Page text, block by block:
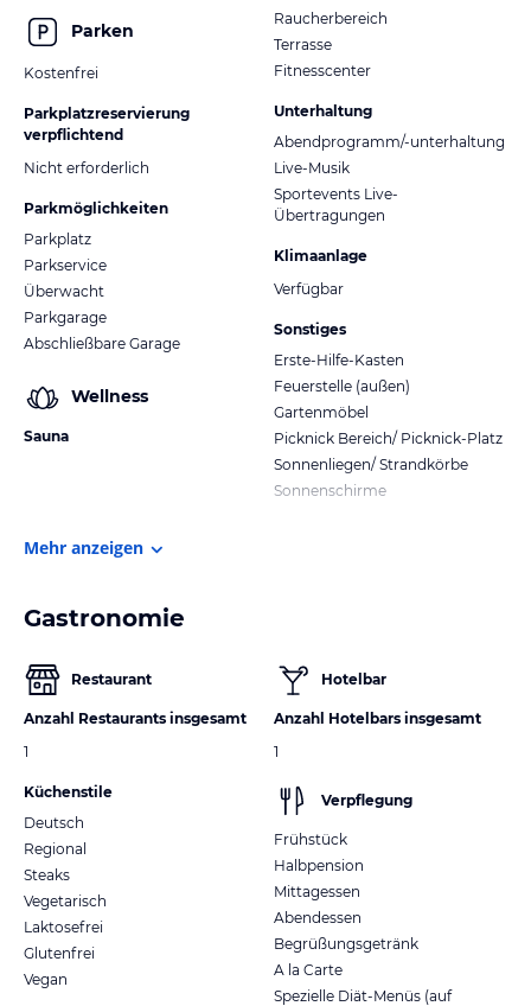
Parken
Kostenfrei
Parkplatzreservierung
verpflichtend
Nicht erforderlich
Parkmöglichkeiten
Parkplatz
Parkservice
Überwacht
Parkgarage
Abschließbare Garage
Wellness
Sauna
Raucherbereich
Terrasse
Fitnesscenter
Unterhaltung
Abendprogramm/-unterhaltung
Live-Musik
Sportevents Live-
Übertragungen
Klimaanlage
Verfügbar
Sonstiges
Erste-Hilfe-Kasten
Feuerstelle (außen)
Gartenmöbel
Picknick Bereich/ Picknick-Platz
Sonnenliegen/ Strandkörbe
Sonnenschirme
Mehr anzeigen
Gastronomie
Restaurant
Anzahl Restaurants insgesamt
1
Küchenstile
Deutsch
Regional
Steaks
Vegetarisch
Laktosefrei
Glutenfrei
Vegan
Hotelbar
Anzahl Hotelbars insgesamt
1
Verpflegung
Frühstück
Halbpension
Mittagessen
Abendessen
Begrüßungsgetränk
A la Carte
Spezielle Diät-Menüs (auf